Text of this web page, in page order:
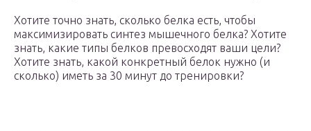
Хотите точно знать, сколько белка есть, чтобы
максимизировать синтез мышечного белка? Хотите
знать, какие типы белков превосходят ваши цели?
Хотите знать, какой конкретный белок нужно (и
сколько) иметь за 30 минут до тренировки?